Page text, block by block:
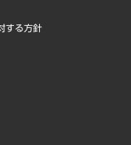
する方針